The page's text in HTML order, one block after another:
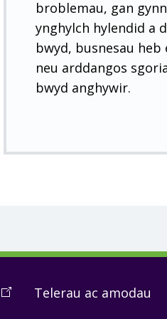
broblemau, gan
ynghylch hylendid a
bwyd, busnesau
neu arddangos
bwyd anghywir.
(OpenTelerau ac amodau